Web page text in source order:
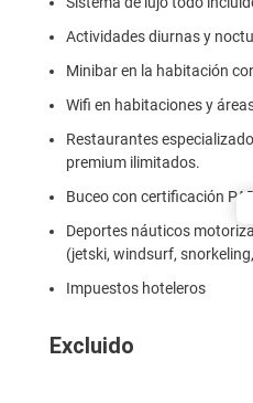
Actividades diurnas y
Minibar en la habitación
Wifi en habitaciones y
Restaurantes
premium ilimitados.
Buceo con certificación
Deportes náuticos
(jetski, windsurf,
Impuestos hoteleros
Excluido